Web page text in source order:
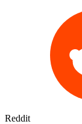
Reddit